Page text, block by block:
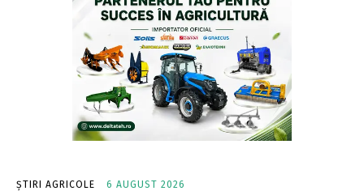
ȘTIRI AGRICOLE 6 AUGUST 2026